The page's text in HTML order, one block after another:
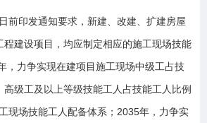
前印发通知要求，新建、改建、扩建房屋
程建设项目，均应制定相应的施工现场技能
，力争实现在建项目施工现场中级工占技
级工及以上等级技能工人占技能工人比例
现场技能工人配备体系；2035年，力争实